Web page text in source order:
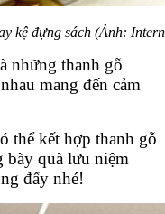
kệ đựng sách (Ảnh:
những thanh gỗ
mang đến cảm
thể kết hợp thanh gỗ
bày quà lưu niệm
đấy nhé!